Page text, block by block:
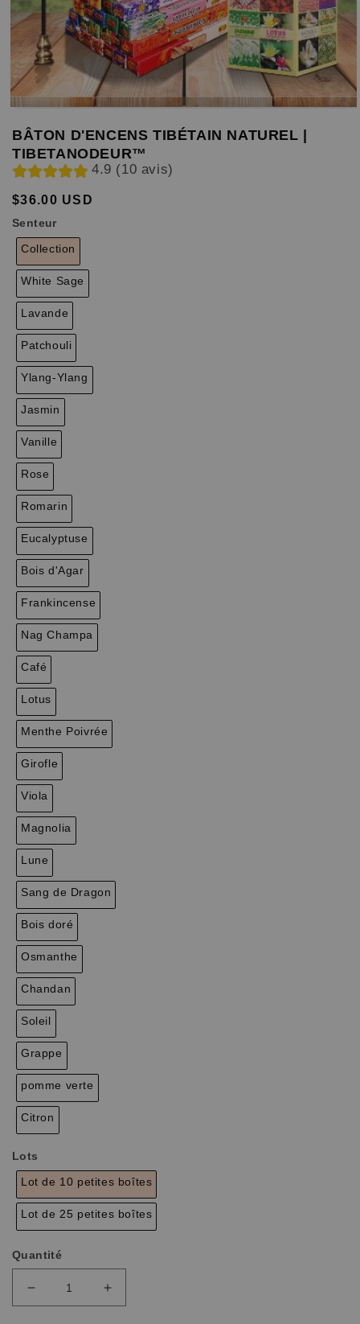
BÂTON D'ENCENS TIBÉTAIN NATUREL |
TIBETANODEUR™
4.9 (10 avis)
$36.00 USD
Senteur
Collection
White Sage
Lavande
Patchouli
Ylang-Ylang
Jasmin
Vanille
Rose
Romarin
Eucalyptuse
Bois d'Agar
Frankincense
Nag Champa
Café
Lotus
Menthe Poivrée
Girofle
Viola
Magnolia
Lune
Sang de Dragon
Bois doré
Osmanthe
Chandan
Soleil
Grappe
pomme verte
Citron
Lots
Lot de 10 petites boîtes
Lot de 25 petites boîtes
Quantité
Réduire
la
Augmenter
la